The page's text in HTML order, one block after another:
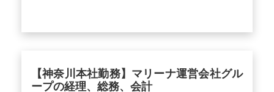
【神奈川本社勤務】マリーナ運営会社グル
ープの経理、総務、会計